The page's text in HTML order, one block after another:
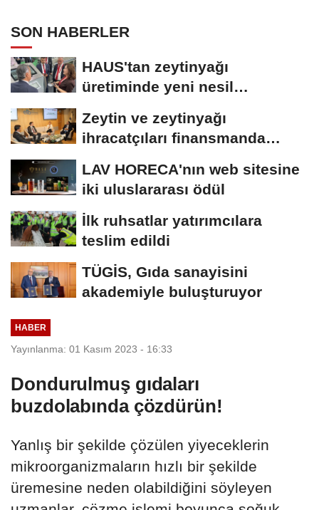
SON HABERLER
HAUS'tan zeytinyağı
üretiminde yeni nesil
Zeytin ve zeytinyağı
ihracatçıları finansmanda
LAV HORECA'nın web sitesine
iki uluslararası ödül
İlk ruhsatlar yatırımcılara
teslim edildi
TÜGİS, Gıda sanayisini
akademiyle buluşturuyor
HABER
Yayınlanma: 01 Kasım 2023 - 16:33
Dondurulmuş gıdaları
buzdolabında çözdürün!
Yanlış bir şekilde çözülen yiyeceklerin
mikroorganizmaların hızlı bir şekilde
üremesine neden olabildiğini söyleyen